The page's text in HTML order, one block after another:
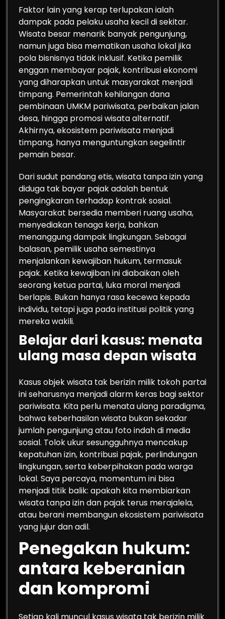
Faktor lain yang kerap terlupakan ialah
dampak pada pelaku usaha kecil di sekitar.
Wisata besar menarik banyak pengunjung,
namun juga bisa mematikan usaha lokal jika
pola bisnisnya tidak inklusif. Ketika pemilik
enggan membayar pajak, kontribusi ekonomi
yang diharapkan untuk masyarakat menjadi
timpang. Pemerintah kehilangan dana
pembinaan UMKM pariwisata, perbaikan jalan
desa, hingga promosi wisata alternatif.
Akhirnya, ekosistem pariwisata menjadi
timpang, hanya menguntungkan segelintir
pemain besar.
Dari sudut pandang etis, wisata tanpa izin yang
diduga tak bayar pajak adalah bentuk
pengingkaran terhadap kontrak sosial.
Masyarakat bersedia memberi ruang usaha,
menyediakan tenaga kerja, bahkan
menanggung dampak lingkungan. Sebagai
balasan, pemilik usaha semestinya
menjalankan kewajiban hukum, termasuk
pajak. Ketika kewajiban ini diabaikan oleh
seorang ketua partai, luka moral menjadi
berlapis. Bukan hanya rasa kecewa kepada
individu, tetapi juga pada institusi politik yang
mereka wakili.
Belajar dari kasus: menata
ulang masa depan wisata
Kasus objek wisata tak berizin milik tokoh partai
ini seharusnya menjadi alarm keras bagi sektor
pariwisata. Kita perlu menata ulang paradigma,
bahwa keberhasilan wisata bukan sekadar
jumlah pengunjung atau foto indah di media
sosial. Tolok ukur sesungguhnya mencakup
kepatuhan izin, kontribusi pajak, perlindungan
lingkungan, serta keberpihakan pada warga
lokal. Saya percaya, momentum ini bisa
menjadi titik balik: apakah kita membiarkan
wisata tanpa izin dan pajak terus merajalela,
atau berani membangun ekosistem pariwisata
yang jujur dan adil.
Penegakan hukum:
antara keberanian
dan kompromi